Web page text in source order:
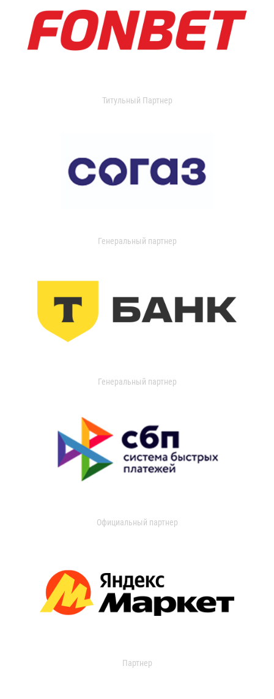
Титульный Партнер
Генеральный партнер
Генеральный партнер
Официальный партнер
Партнер